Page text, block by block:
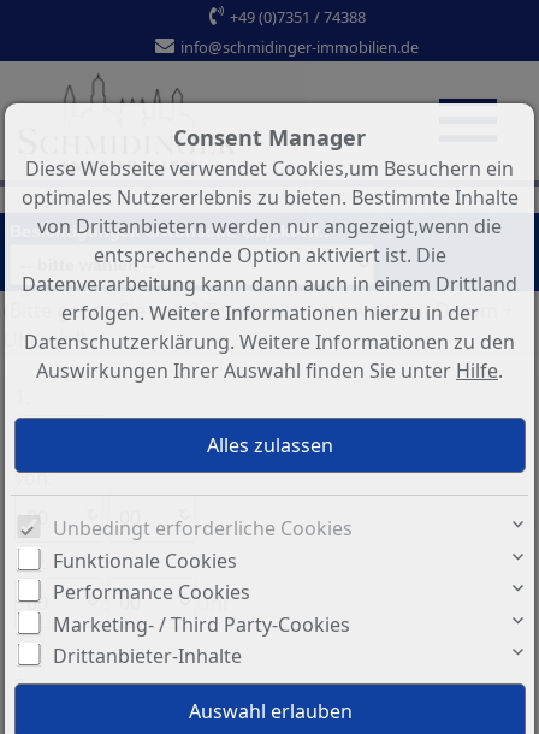
+49 (0)7351 / 74388
info@schmidinger-immobilien.de
Besichtigungen erwünscht. Objekt-Nr.:
(Bitte geben Sie uns 3 Termine zur Auswahl mit Datum +
Uhrzeit !)
von:
bis:
:
Uhr
2.
Consent Manager
Diese Webseite verwendet Cookies,um Besuchern ein
optimales Nutzererlebnis zu bieten. Bestimmte Inhalte
von Drittanbietern werden nur angezeigt,wenn die
entsprechende Option aktiviert ist. Die
Datenverarbeitung kann dann auch in einem Drittland
erfolgen. Weitere Informationen hierzu in der
Datenschutzerklärung. Weitere Informationen zu den
Auswirkungen Ihrer Auswahl finden Sie unter Hilfe.
Unbedingt erforderliche Cookies
Funktionale Cookies
Performance Cookies
Marketing- / Third Party-Cookies
Drittanbieter-Inhalte